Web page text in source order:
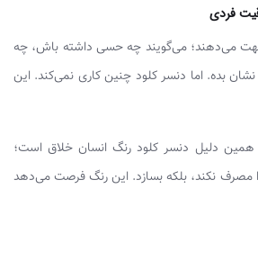
فردی
می‌دهند؛ می‌گویند چه حسی داشته باش، چه
بده. اما دنسر کلود چنین کاری نمی‌کند. این
دلیل دنسر کلود رنگ انسان خلاق است؛
مصرف نکند، بلکه بسازد. این رنگ فرصت می‌دهد